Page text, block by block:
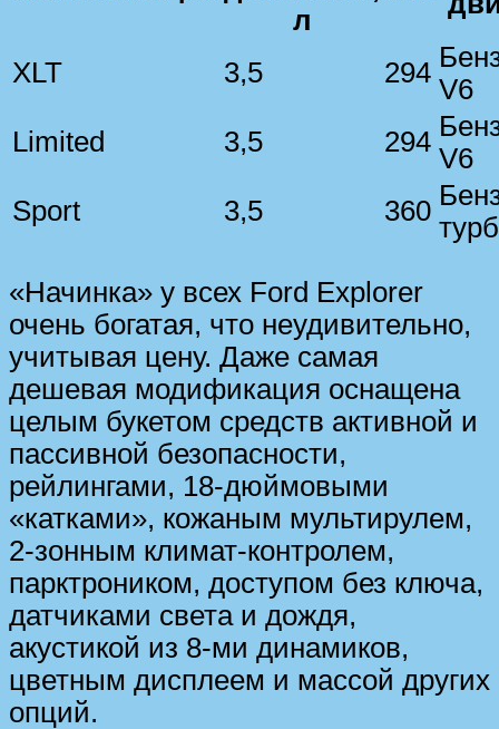
л
XLT 3,5 294
V6
Limited
3,5 294
V6
Sport
3,5 360
«Начинка» у всех Ford Explorer
очень богатая, что неудивительно,
учитывая цену. Даже самая
дешевая модификация оснащена
целым букетом средств активной и
пассивной безопасности,
рейлингами, 18-дюймовыми
«катками», кожаным мультирулем,
2-зонным климат-контролем,
парктроником, доступом без ключа,
датчиками света и дождя,
акустикой из 8-ми динамиков,
цветным дисплеем и массой других
опций.